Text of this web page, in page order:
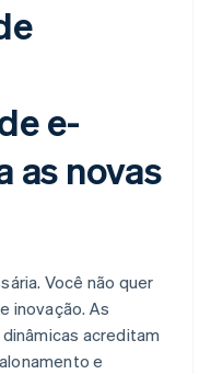
e-
as novas
Você não quer
inovação. As
acreditam
e